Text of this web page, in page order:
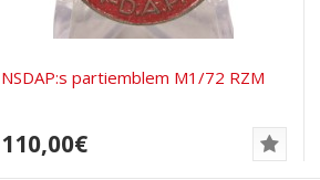
NSDAP:s partiemblem M1/72 RZM
110,00€